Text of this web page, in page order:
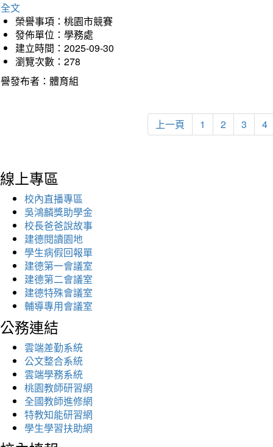
文
榮譽事項：桃園市競賽
發佈單位：學務處
建立時間：2025-09-30
瀏覽次數：278
發布者：體育組
上一頁 1 2 3 4
線上專區
校內直播專區
吳鴻麟獎助學金
校長爸爸說故事
建德閱讀園地
學生病假回報單
建德第一會議室
建德第二會議室
建德特殊會議室
輔導專用會議室
公務連結
雲端差勤系統
公文整合系統
雲端學務系統
桃園教師研習網
全國教師進修網
特教知能研習網
學生學習扶助網